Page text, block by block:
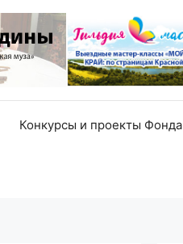
Конкурсы и проекты Фонда